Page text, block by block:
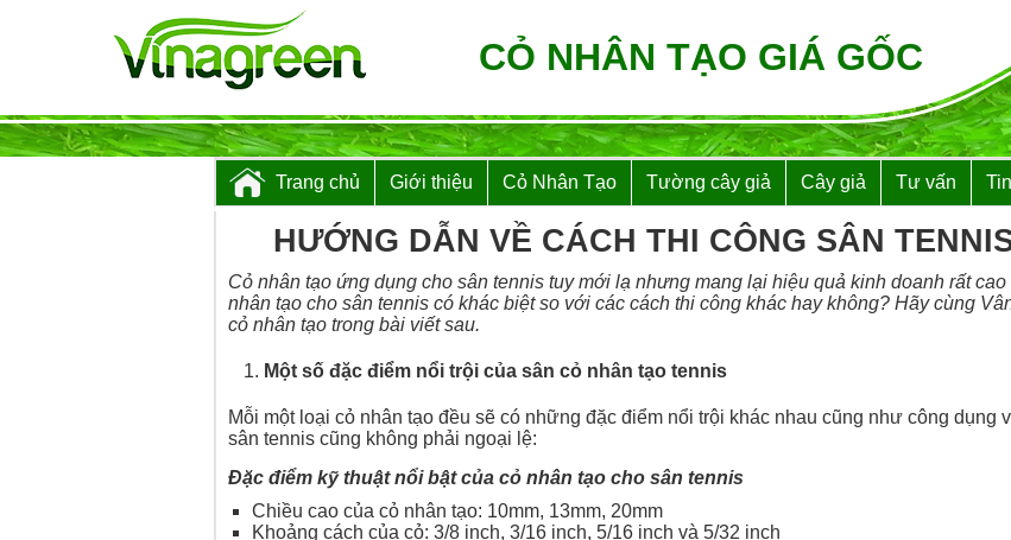
CỎ NHÂN TẠO GIÁ GỐC
Trang chủ Giới thiệu Cỏ Nhân Tạo Tường cây giả Cây giả Tư vấn
HƯỚNG DẪN VỀ CÁCH THI CÔNG SÂN
Cỏ nhân tạo ứng dụng cho sân tennis tuy mới lạ nhưng mang lại hiệu quả kinh doanh rất
nhân tạo cho sân tennis có khác biệt so với các cách thi công khác hay không? Hãy cùng
cỏ nhân tạo trong bài viết sau.
Một số đặc điểm nổi trội của sân cỏ nhân tạo tennis
Mỗi một loại cỏ nhân tạo đều sẽ có những đặc điểm nổi trội khác nhau cũng như công dụng
sân tennis cũng không phải ngoại lệ:
Đặc điểm kỹ thuật nổi bật của cỏ nhân tạo cho sân tennis
Chiều cao của cỏ nhân tạo: 10mm, 13mm, 20mm
Khoảng cách của cỏ: 3/8 inch, 3/16 inch, 5/16 inch và 5/32 inch